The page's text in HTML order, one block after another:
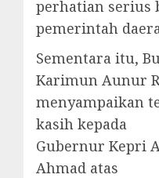
perhatian serius
pemerintah
Sementara itu,
Karimun Aunur
menyampaikan
kasih kepada
Gubernur Kepri
Ahmad atas